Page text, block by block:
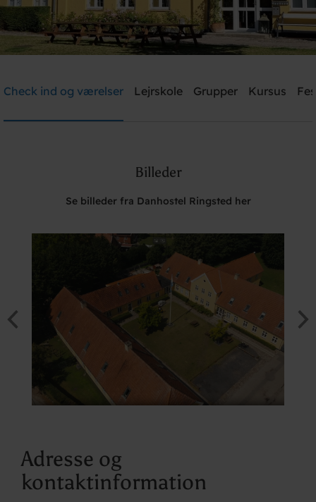
Brug for hjælp? Ring+45 5761 1526
Check ind og værelser Lejrskole Grupper Kursus
Billeder
Se billeder fra Danhostel Ringsted her
Adresse og
kontaktinformation